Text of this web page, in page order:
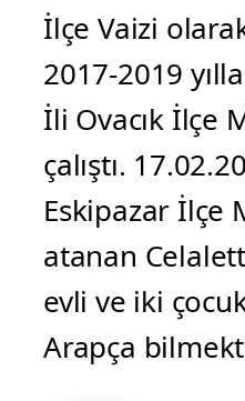
İlçe Vaizi
2017-2019
İli Ovacık İlçe
çalıştı.
Eskipazar İlçe
atanan
evli ve iki
Arapça